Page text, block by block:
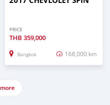
PRICE
THB 359,000
Bangkok 168,000 km